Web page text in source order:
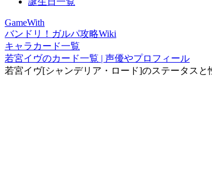
GameWith
バンドリ！ガルパ攻略Wiki
キャラカード一覧
若宮イヴのカード一覧 | 声優やプロフィール
若宮イヴ[シャンデリア・ロード]のステータスと